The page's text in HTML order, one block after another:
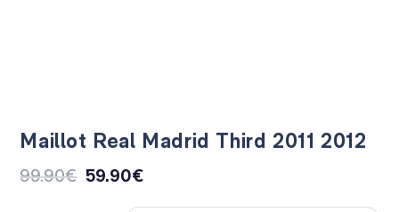
Maillot Real Madrid Third 2011 2012
99.90€ 59.90€